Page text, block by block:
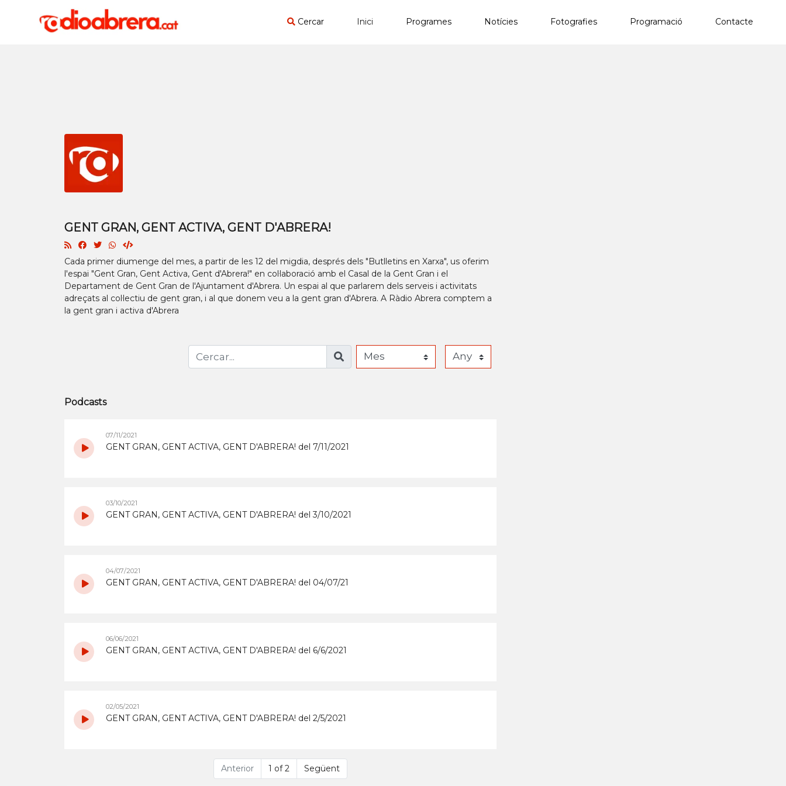
Cercar Inici Programes Notícies Fotografies Programació Contacte
GENT GRAN, GENT ACTIVA, GENT D'ABRERA!
Cada primer diumenge del mes, a partir de les 12 del migdia, després dels "Butlletins en Xarxa", us oferim
l'espai "Gent Gran, Gent Activa, Gent d'Abrera!" en col·laboració amb el Casal de la Gent Gran i el
Departament de Gent Gran de l'Ajuntament d'Abrera. Un espai al que parlarem dels serveis i activitats
adreçats al col·lectiu de gent gran, i al que donem veu a la gent gran d'Abrera. A Ràdio Abrera comptem a
la gent gran i activa d'Abrera
Podcasts
07/11/2021
GENT GRAN, GENT ACTIVA, GENT D'ABRERA! del 7/11/2021
03/10/2021
GENT GRAN, GENT ACTIVA, GENT D'ABRERA! del 3/10/2021
04/07/2021
GENT GRAN, GENT ACTIVA, GENT D'ABRERA! del 04/07/21
06/06/2021
GENT GRAN, GENT ACTIVA, GENT D'ABRERA! del 6/6/2021
02/05/2021
GENT GRAN, GENT ACTIVA, GENT D'ABRERA! del 2/5/2021
Anterior 1 of 2 Següent